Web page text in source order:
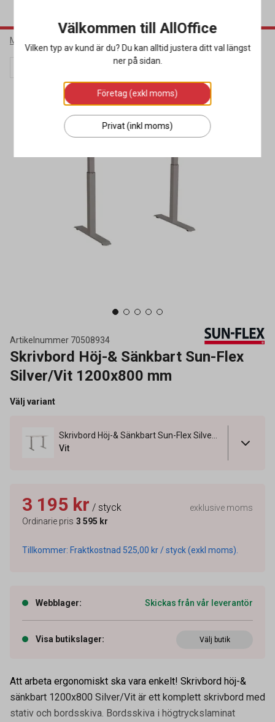
Möbler & Inredning
Artikelnummer 70508934
Skrivbord Höj-& Sänkbart Sun-Flex
Silver/Vit 1200x800 mm
Välj variant
Vit
3 195 kr / styck
Ordinarie pris 3 595 kr
exklusive moms
Tillkommer: Fraktkostnad 525,00 kr / styck (exkl moms).
Webblager: Skickas från vår leverantör
Visa butikslager: Välj butik
Att arbeta ergonomiskt ska vara enkelt! Skrivbord höj-&
sänkbart 1200x800 Silver/Vit är ett komplett skrivbord med
stativ och bordsskiva. Bordsskiva i högtryckslaminat
Välkommen till AllOffice
Vilken typ av kund är du? Du kan alltid justera ditt val längst
ner på sidan.
Företag (exkl moms)
Privat (inkl moms)